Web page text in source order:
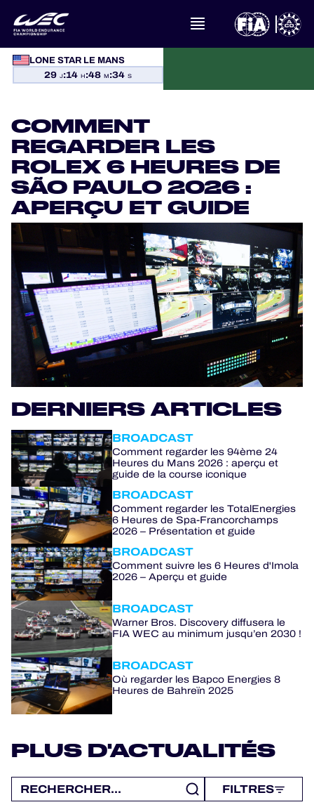
LONE STAR LE MANS
29 J:14 H:48 M:34 S
À PROPOS DU FIA WEC
CALENDRIER
CLASSEMENTS
RÉSULTATS
LA GRILLE
OÙ REGARDER
PROGRAMMES OFFICIELS
JEU OFFICIEL
HOSPITALITÉS
BILLETTERIE
24H LEMANS
ELMS
MLMC
ALMS
COMMENT
REGARDER LES
ROLEX 6 HEURES DE
SÃO PAULO 2026 :
APERÇU ET GUIDE
DERNIERS ARTICLES
BROADCAST
Comment regarder les 94ème 24
Heures du Mans 2026 : aperçu et
guide de la course iconique
BROADCAST
Comment regarder les TotalEnergies
6 Heures de Spa-Francorchamps
2026 – Présentation et guide
BROADCAST
Comment suivre les 6 Heures d'Imola
2026 – Aperçu et guide
BROADCAST
Warner Bros. Discovery diffusera le
FIA WEC au minimum jusqu’en 2030 !
BROADCAST
Où regarder les Bapco Energies 8
Heures de Bahreïn 2025
PLUS D'ACTUALITÉS
FILTRES